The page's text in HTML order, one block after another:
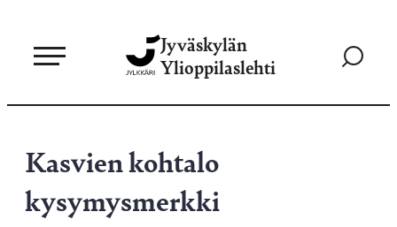
sisältöön
Jyväskylän
Ylioppilaslehti
Siirry
Kasvien kohtalo
kysymysmerkki